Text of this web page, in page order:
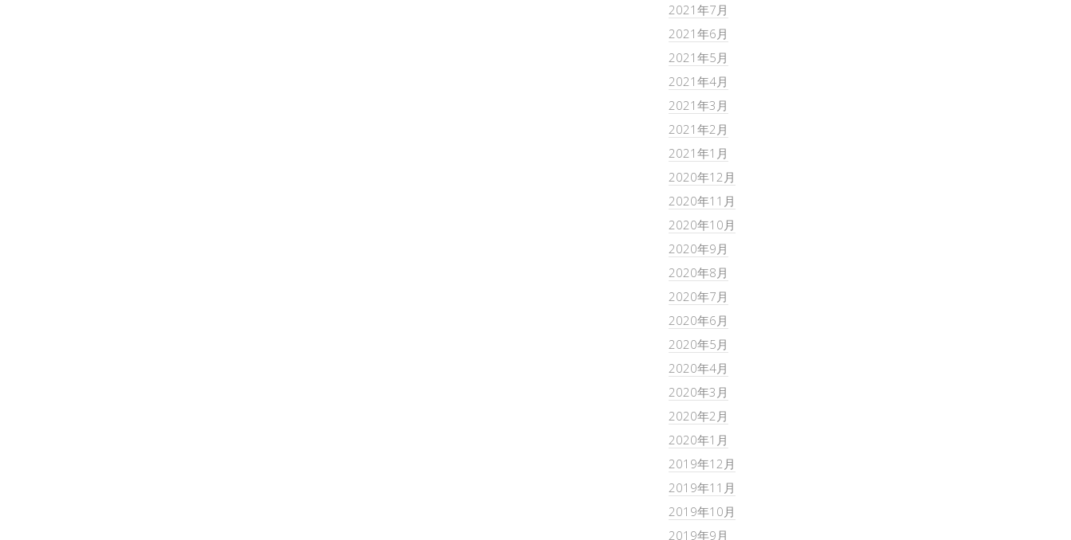
2021年7月
2021年6月
2021年5月
2021年4月
2021年3月
2021年2月
2021年1月
2020年12月
2020年11月
2020年10月
2020年9月
2020年8月
2020年7月
2020年6月
2020年5月
2020年4月
2020年3月
2020年2月
2020年1月
2019年12月
2019年11月
2019年10月
2019年9月